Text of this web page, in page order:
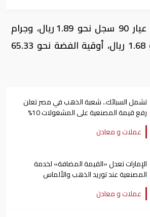
أما جرام الفضة عيار 90 سجل نحو 1.89 ريال، وجرام
فضة عيار 80 نحو 1.68 ريال، أوقية الفضة نحو 65.33
تشمل السبائك.. شعبة الذهب في مصر تعلن
رفع قيمة المصنعية على المشغولات 10%
عملات و معادن
الإمارات تعدل «القيمة المضافة» لخدمة
المصنعية عند توريد الذهب والألماس
عملات و معادن